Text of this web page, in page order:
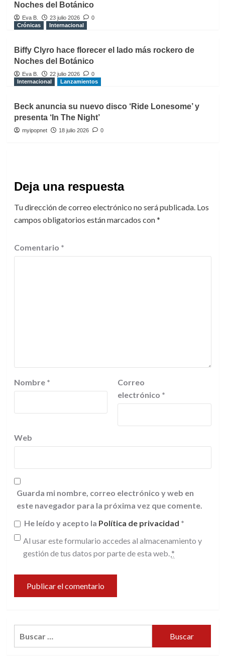
Noches del Botánico
Eva B. 23 julio 2026
0
Crónicas
Internacional
Biffy Clyro hace florecer el lado más rockero de
Noches del Botánico
Eva B. 22 julio 2026
0
Internacional
Lanzamientos
Beck anuncia su nuevo disco ‘Ride Lonesome’ y
presenta ‘In The Night’
myipopnet 18 julio 2026 0
Deja una respuesta
Tu dirección de correo electrónico no será publicada. Los
campos obligatorios están marcados con*
Comentario *
Nombre *
Correo
electrónico *
Web
Guarda mi nombre, correo electrónico y web en
este navegador para la próxima vez que comente.
He leído y acepto la Política de privacidad *
Al usar este formulario accedes al almacenamiento y
gestión de tus datos por parte de esta web. *